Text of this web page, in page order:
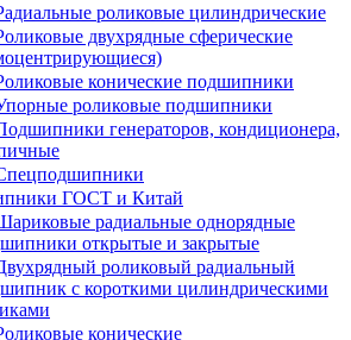
роликовые цилиндрические
двухрядные сферические
конические подшипники
роликовые подшипники
генераторов, кондиционера,
ГОСТ и Китай
радиальные однорядные
открытые и закрытые
роликовый радиальный
с короткими цилиндрическими
конические